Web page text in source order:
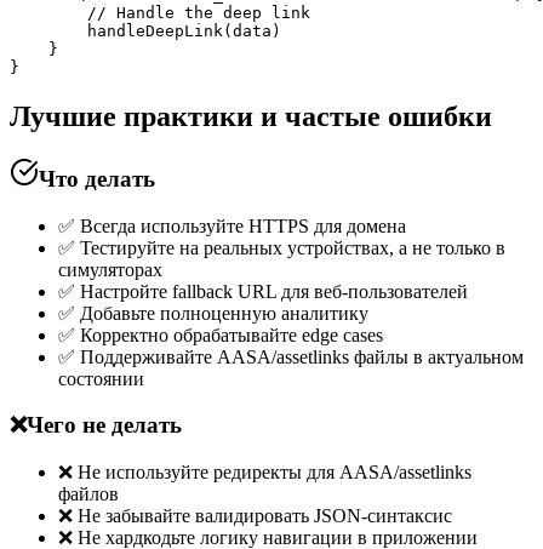
        // Handle the deep link
        handleDeepLink(data)
    }
}
Лучшие практики и частые ошибки
Что делать
✅ Всегда используйте HTTPS для домена
✅ Тестируйте на реальных устройствах, а не только в
симуляторах
✅ Настройте fallback URL для веб-пользователей
✅ Добавьте полноценную аналитику
✅ Корректно обрабатывайте edge cases
✅ Поддерживайте AASA/assetlinks файлы в актуальном
состоянии
❌Чего не делать
❌ Не используйте редиректы для AASA/assetlinks
файлов
❌ Не забывайте валидировать JSON-синтаксис
❌ Не хардкодьте логику навигации в приложении